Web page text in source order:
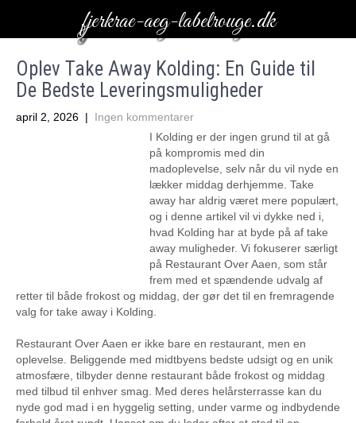
fjerkrae-aeg-labelrouge.dk
Oplev Take Away Kolding: En Guide til
De Bedste Leveringsmuligheder
april 2, 2026 | Ingen kommentarer
I Kolding er der ingen grund til at gå
på kompromis med din
madoplevelse, selv når du vil nyde en
lækker middag derhjemme. Take
away har aldrig været mere populært,
og i denne artikel vil vi dykke ned i,
hvad Kolding har at byde på af take
away muligheder. Vi fokuserer særligt
på Restaurant Over Aaen, som står
frem med et spændende udvalg af
retter til både frokost og middag, der gør det til en fremragende
valg for take away i Kolding.
Restaurant Over Aaen er ikke bare en restaurant, men en
oplevelse. Beliggende med midtbyens bedste udsigt og en unik
atmosfære, tilbyder denne restaurant både frokost og middag
med tilbud til enhver smag. Med deres helårsterrasse kan du
nyde god mad i en hyggelig setting, under varme og indbydende